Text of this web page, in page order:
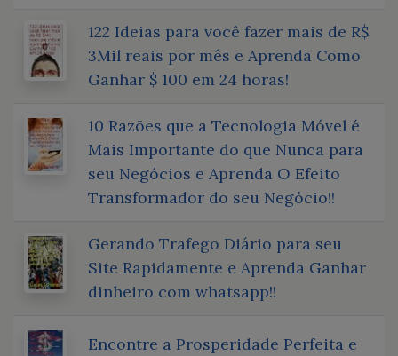
122 Ideias para você fazer mais de R$
3Mil reais por mês e Aprenda Como
Ganhar $ 100 em 24 horas!
10 Razões que a Tecnologia Móvel é
Mais Importante do que Nunca para
seu Negócios e Aprenda O Efeito
Transformador do seu Negócio!!
Gerando Trafego Diário para seu
Site Rapidamente e Aprenda Ganhar
dinheiro com whatsapp!!
Encontre a Prosperidade Perfeita e